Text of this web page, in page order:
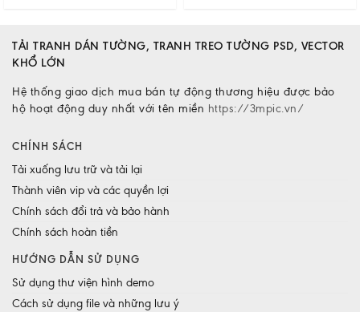
TẢI TRANH DÁN TƯỜNG, TRANH TREO TƯỜNG PSD, VECTOR
KHỔ LỚN
Hệ thống giao dịch mua bán tự động thương hiệu được bảo
hộ hoạt động duy nhất với tên miền https://3mpic.vn/
CHÍNH SÁCH
Tải xuống lưu trữ và tải lại
Thành viên vip và các quyền lợi
Chính sách đổi trả và bảo hành
Chính sách hoàn tiền
HƯỚNG DẪN SỬ DỤNG
Sử dụng thư viện hình demo
Cách sử dụng file và những lưu ý